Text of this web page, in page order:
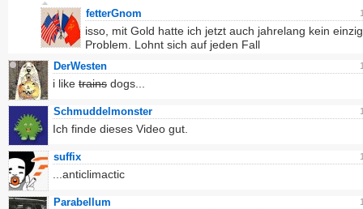
fetterGnom
isso, mit Gold hatte ich jetzt auch jahrelang kein
Problem. Lohnt sich auf jeden Fall
DerWesten
i like trains dogs...
Schmuddelmonster
Ich finde dieses Video gut.
suffix
...anticlimactic
Parabellum